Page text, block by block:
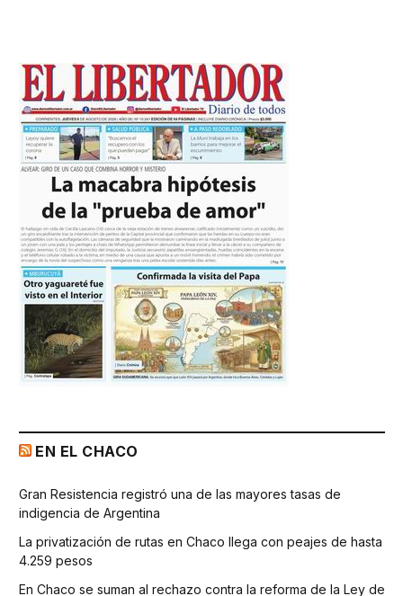
EN EL CHACO
Gran Resistencia registró una de las mayores tasas de
indigencia de Argentina
La privatización de rutas en Chaco llega con peajes de hasta
4.259 pesos
En Chaco se suman al rechazo contra la reforma de la Ley de